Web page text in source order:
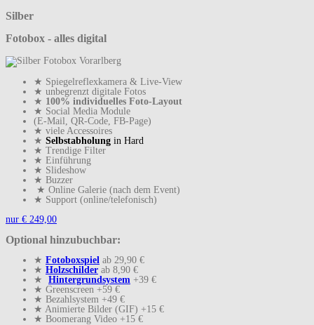
Silber
Fotobox - alles digital
★ Spiegelreflexkamera & Live-View
★ unbegrenzt digitale Fotos
★ 100% individuelles Foto-Layout
★ Social Media Module
(E-Mail, QR-Code, FB-Page)
★ viele Accessoires
★ Selbstabholung in Hard
★ Trendige Filter
★ Einführung
★ Slideshow
★ Buzzer
★ Online Galerie (nach dem Event)
★ Support (online/telefonisch)
nur € 249,00
Optional hinzubuchbar:
★ Fotoboxspiel ab 29,90 €
★ Holzschilder ab 8,90 €
★ Hintergrundsystem +39 €
★ Greenscreen +59 €
★ Bezahlsystem +49 €
★ Animierte Bilder (GIF) +15 €
★ Boomerang Video +15 €